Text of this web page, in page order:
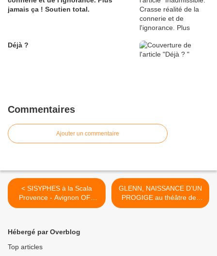
jamais ça ! Soutien total.
Déjà ?
Commentaires
Ajouter un commentaire
< SISYPHES à la Scala
Provence - Avignon OFF
2022
GLENN, NAISSANCE D’UN
PROGIGE au théâtre des
Béliers - Avignon OFF 2022
Hébergé par Overblog
Top articles